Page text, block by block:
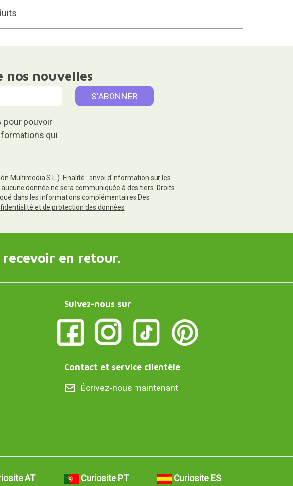
nos nouvelles
pour pouvoir
qui
Multimedia S.L.). Finalité : envoi d'information sur les
donnée ne sera communiquée à des tiers. Droits :
dans les informations complémentaires.Des
et de protection des données
en retour.
Suivez-nous sur
Contact et service clientèle
Écrivez-nous maintenant
AT Curiosite PT Curiosite ES